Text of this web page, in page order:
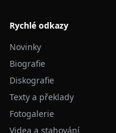
Rychlé odkazy
Novinky
Biografie
Diskografie
Texty a překlady
Fotogalerie
Videa a stahování